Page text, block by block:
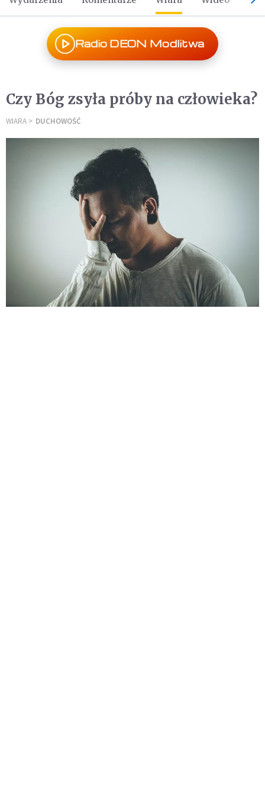
Radio DEON Modlitwa
Czy Bóg zsyła próby na człowieka?
WIARA DUCHOWOŚĆ